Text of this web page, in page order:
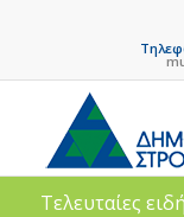
Τελευταίες